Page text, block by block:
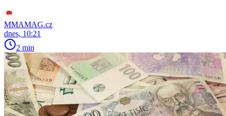
MMAMAG.cz
dnes, 10:21
2 min